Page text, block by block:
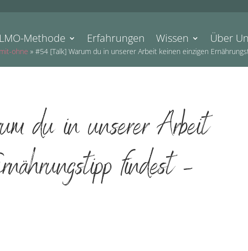
LMO-Methode Erfahrungen Wissen Über
ohne »#54 [Talk] Warum du in unserer Arbeit keinen einzigen
du in unserer Arbeit
findest –